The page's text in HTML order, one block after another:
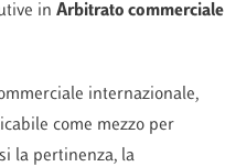
in Arbitrato commerciale
internazionale,
come mezzo per
la pertinenza, la